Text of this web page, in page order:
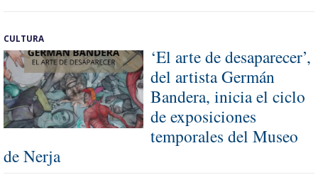
CULTURA
‘El arte de desaparecer’,
del artista Germán
Bandera, inicia el ciclo
de exposiciones
temporales del Museo
de Nerja